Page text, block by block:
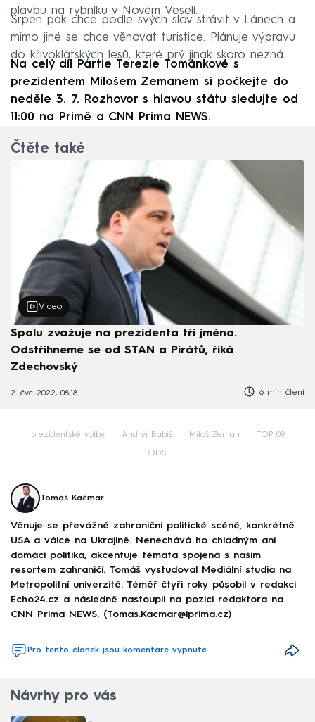
plavbu na rybníku v Novém Veselí.
Srpen pak chce podle svých slov strávit v Lánech a
mimo jiné se chce věnovat turistice. Plánuje výpravu
do křivoklátských lesů, které prý jinak skoro nezná.
Na celý díl Partie Terezie Tománkové s
prezidentem Milošem Zemanem si počkejte do
neděle 3. 7. Rozhovor s hlavou státu sledujte od
11:00 na Primě a CNN Prima NEWS.
Čtěte také
Video
Spolu zvažuje na prezidenta tři jména.
Odstřihneme se od STAN a Pirátů, říká
Zdechovský
2. čvc 2022, 08:18 6 min čtení
prezidentské volby Andrej Babiš Miloš Zeman TOP 09
ODS
Tomáš Kačmár
Věnuje se převážně zahraniční politické scéně, konkrétně
USA a válce na Ukrajině. Nenechává ho chladným ani
domácí politika, akcentuje témata spojená s naším
resortem zahraničí. Tomáš vystudoval Mediální studia na
Metropolitní univerzitě. Téměř čtyři roky působil v redakci
Echo24.cz a následně nastoupil na pozici redaktora na
CNN Prima NEWS. (Tomas.Kacmar@iprima.cz)
Pro tento článek jsou komentáře vypnuté
Návrhy pro vás